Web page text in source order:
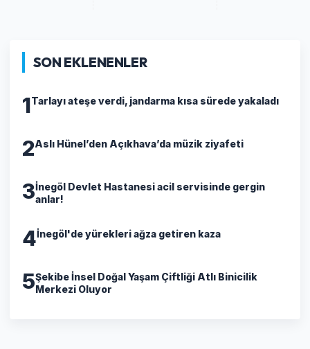
SON EKLENENLER
1Tarlayı ateşe verdi, jandarma kısa sürede yakaladı
2Aslı Hünel’den Açıkhava’da müzik ziyafeti
3İnegöl Devlet Hastanesi acil servisinde gergin
anlar!
4İnegöl'de yürekleri ağza getiren kaza
5Şekibe İnsel Doğal Yaşam Çiftliği Atlı Binicilik
Merkezi Oluyor